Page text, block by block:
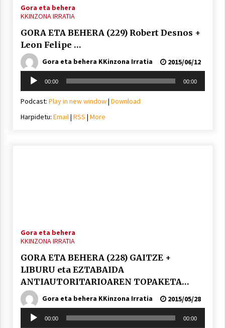
Gora eta behera
KKINZONA IRRATIA
GORA ETA BEHERA (229) Robert Desnos +
Leon Felipe …
Gora eta behera KKinzona Irratia
2015/06/12
Soinu
erreproduzigailua
00:00 00:00
Podcast: Play in new window| Download
Harpidetu: Email| RSS | More
Gora eta behera
KKINZONA IRRATIA
GORA ETA BEHERA (228) GAITZE +
LIBURU eta EZTABAIDA
ANTIAUTORITARIOAREN TOPAKETA…
Gora eta behera KKinzona Irratia
2015/05/28
Soinu
erreproduzigailua
00:00 00:00